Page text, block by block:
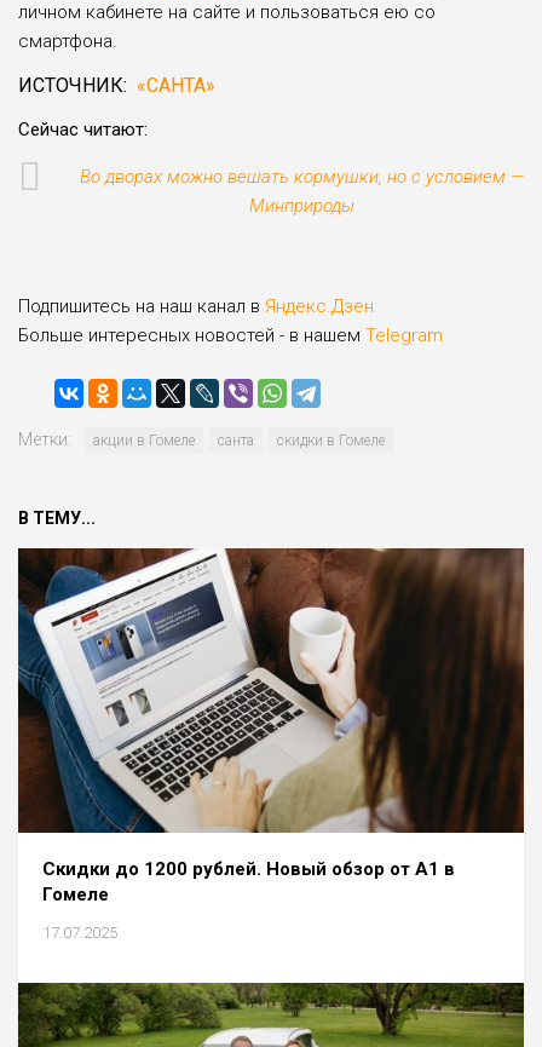
личном кабинете на сайте и пользоваться ею со
смартфона.
ИСТОЧНИК: «САНТА»
Сейчас читают:
Во дворах можно вешать кормушки, но с условием —
Минприроды
Подпишитесь на наш канал в Яндекс.Дзен
Больше интересных новостей - в нашем Telegram
Метки: акции в Гомеле санта скидки в Гомеле
В ТЕМУ...
Скидки до 1200 рублей. Новый обзор от А1 в
Гомеле
17.07.2025